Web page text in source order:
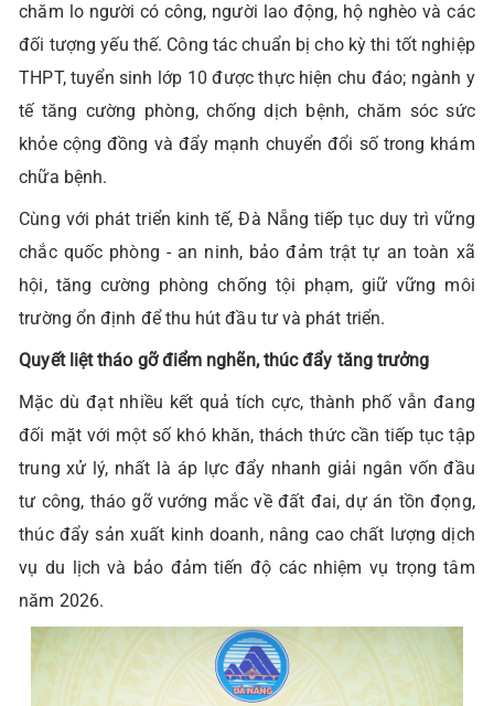
chăm lo người có công, người lao động, hộ nghèo và các
đối tượng yếu thế. Công tác chuẩn bị cho kỳ thi tốt nghiệp
THPT, tuyển sinh lớp 10 được thực hiện chu đáo; ngành y
tế tăng cường phòng, chống dịch bệnh, chăm sóc sức
khỏe cộng đồng và đẩy mạnh chuyển đổi số trong khám
chữa bệnh.
Cùng với phát triển kinh tế, Đà Nẵng tiếp tục duy trì vững
chắc quốc phòng - an ninh, bảo đảm trật tự an toàn xã
hội, tăng cường phòng chống tội phạm, giữ vững môi
trường ổn định để thu hút đầu tư và phát triển.
Quyết liệt tháo gỡ điểm nghẽn, thúc đẩy tăng trưởng
Mặc dù đạt nhiều kết quả tích cực, thành phố vẫn đang
đối mặt với một số khó khăn, thách thức cần tiếp tục tập
trung xử lý, nhất là áp lực đẩy nhanh giải ngân vốn đầu
tư công, tháo gỡ vướng mắc về đất đai, dự án tồn đọng,
thúc đẩy sản xuất kinh doanh, nâng cao chất lượng dịch
vụ du lịch và bảo đảm tiến độ các nhiệm vụ trọng tâm
năm 2026.